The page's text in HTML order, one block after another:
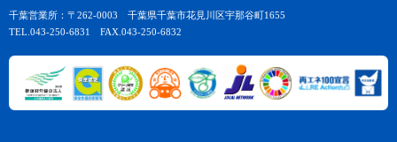
千葉営業所：〒262-0003 千葉県千葉市花見川区宇那谷町1655
TEL.043-250-6831 FAX.043-250-6832